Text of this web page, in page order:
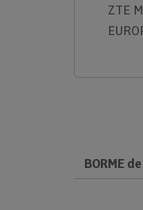
ZTE
BORME